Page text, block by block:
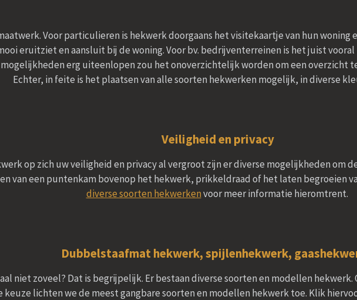
Voor particulieren is hekwerk doorgaans het visitekaartje van hun
eruitziet en aansluit bij de woning. Voor bv. bedrijventerreinen is het juist
erg uiteenlopen zou het onoverzichtelijk worden om een overzicht
Echter, in feite is het plaatsen van alle soorten hekwerken mogelijk, in diverse
Veiligheid en privacy
op zich uw veiligheid en privacy al vergroot zijn er diverse mogelijkheden om
van een puntenkam bovenop het hekwerk, prikkeldraad of het laten begroeien
diverse soorten hekwerkenvoor meer informatie hieromtrent.
Dubbelstaafmat hekwerk, spijlenhekwerk,
niet zoveel? Dat is begrijpelijk. Er bestaan diverse soorten en modellen hekwerk.
keuze lichten we de meest gangbare soorten en modellen hekwerk toe. Klik